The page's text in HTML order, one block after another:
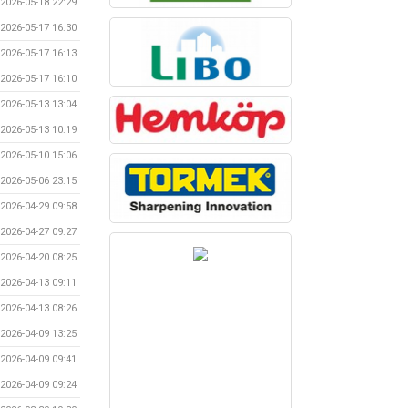
2026-05-17 16:30
2026-05-17 16:13
2026-05-17 16:10
2026-05-13 13:04
2026-05-13 10:19
2026-05-10 15:06
2026-05-06 23:15
2026-04-29 09:58
2026-04-27 09:27
2026-04-20 08:25
2026-04-13 09:11
2026-04-13 08:26
2026-04-09 13:25
2026-04-09 09:41
2026-04-09 09:24